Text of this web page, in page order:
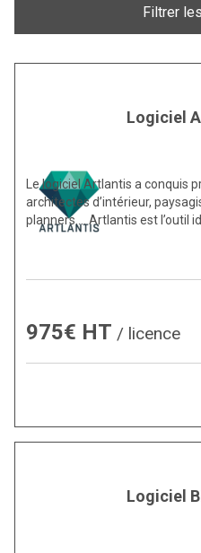
Filtrer
Logiciel
Le logiciel Artlantis a conquis
architectes d’intérieur,
planners…. Artlantis est l’outil
975€ HT / licence
Logiciel